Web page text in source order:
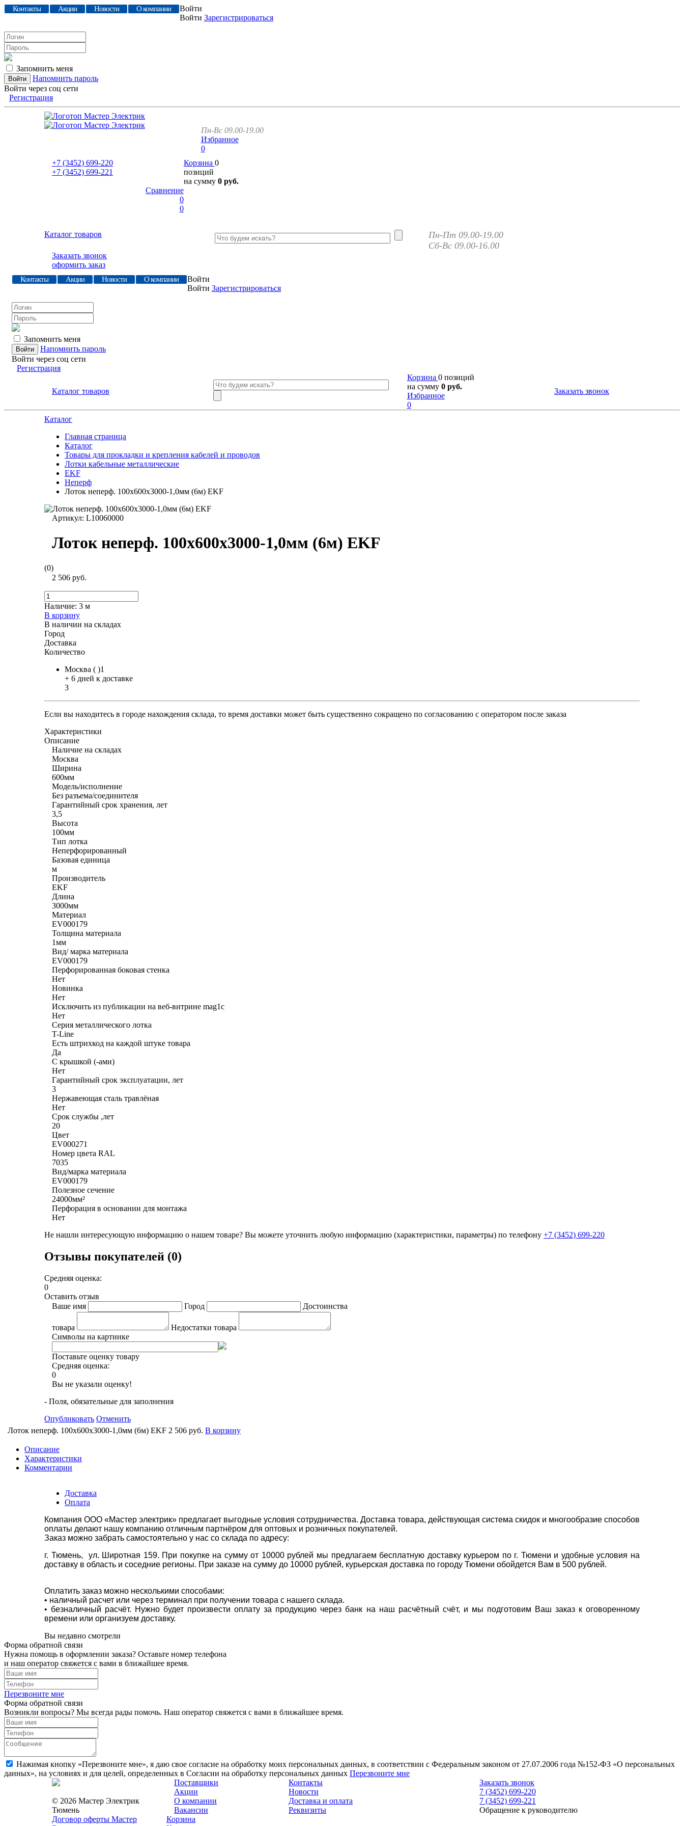
Контакты Акции Новости О компании
Войти
Войти Зарегистрироваться
Запомнить меня
Напомнить пароль
Войти через соц сети
Регистрация
Пн-Вс 09.00-19.00
Избранное
0
+7 (3452) 699-220
+7 (3452) 699-221
Корзина 0
позиций
на сумму 0 руб.
Сравнение
0
0
Каталог товаров
Пн-Пт 09.00-19.00
Сб-Вс 09.00-16.00
Заказать звонок
оформить заказ
Контакты Акции Новости О компании
Войти
Войти Зарегистрироваться
Запомнить меня
Напомнить пароль
Войти через соц сети
Регистрация
Каталог товаров
Корзина 0 позиций
на сумму 0 руб.
Избранное
0
Заказать звонок
Каталог
Главная страница
Каталог
Товары для прокладки и крепления кабелей и проводов
Лотки кабельные металлические
EKF
Неперф
Лоток неперф. 100х600х3000-1,0мм (6м) EKF
Артикул: L10060000
Лоток неперф. 100х600х3000-1,0мм (6м) EKF
(0)
2 506 руб.
Наличие: 3 м
В корзину
В наличии на складах
Город
Доставка
Количество
Москва ( )1
+ 6 дней к доставке
3
Если вы находитесь в городе нахождения склада, то время доставки может быть существенно сокращено по согласованию с оператором после заказа
Характеристики
Описание
Наличие на складах
Москва
Ширина
600мм
Модель/исполнение
Без разъема/соединителя
Гарантийный срок хранения, лет
3,5
Высота
100мм
Тип лотка
Неперфорированный
Базовая единица
м
Производитель
EKF
Длина
3000мм
Материал
EV000179
Толщина материала
1мм
Вид/ марка материала
EV000179
Перфорированная боковая стенка
Нет
Новинка
Нет
Исключить из публикации на веб-витрине mag1c
Нет
Серия металлического лотка
T-Line
Есть штрихкод на каждой штуке товара
Да
С крышкой (-ами)
Нет
Гарантийный срок эксплуатации, лет
3
Нержавеющая сталь травлёная
Нет
Срок службы ,лет
20
Цвет
EV000271
Номер цвета RAL
7035
Вид/марка материала
EV000179
Полезное сечение
24000мм²
Перфорация в основании для монтажа
Нет
Не нашли интересующую информацию о нашем товаре? Вы можете уточнить любую информацию (характеристики, параметры) по телефону +7 (3452) 699-220
Отзывы покупателей (0)
Средняя оценка:
0
Оставить отзыв
Ваше имя
Город Достоинства
товара
Недостатки товара
Символы на картинке
Поставьте оценку товару
Средняя оценка:
0
Вы не указали оценку!
- Поля, обязательные для заполнения
Опубликовать Отменить
Лоток неперф. 100х600х3000-1,0мм (6м) EKF 2 506 руб. В корзину
Описание
Характеристики
Комментарии
Доставка
Оплата
Компания ООО «Мастер электрик» предлагает выгодные условия сотрудничества. Доставка товара, действующая система скидок и многообразие способов
оплаты делают нашу компанию отличным партнёром для оптовых и розничных покупателей.
Заказ можно забрать самостоятельно у нас со склада по адресу:
г. Тюмень, ул. Широтная 159. При покупке на сумму от 10000 рублей мы предлагаем бесплатную доставку курьером по г. Тюмени и удобные условия на
доставку в область и соседние регионы. При заказе на сумму до 10000 рублей, курьерская доставка по городу Тюмени обойдется Вам в 500 рублей.
Оплатить заказ можно несколькими способами:
• наличный расчет или через терминал при получении товара с нашего склада.
• безналичный расчёт. Нужно будет произвести оплату за продукцию через банк на наш расчётный счёт, и мы подготовим Ваш заказ к оговоренному
времени или организуем доставку.
Вы недавно смотрели
Форма обратной связи
Нужна помощь в оформлении заказа? Оставьте номер телефона
и наш оператор свяжется с вами в ближайшее время.
Перезвоните мне
Форма обратной связи
Возникли вопросы? Мы всегда рады помочь. Наш оператор свяжется с вами в ближайшее время.
Нажимая кнопку «Перезвоните мне», я даю свое согласие на обработку моих персональных данных, в соответствии с Федеральным законом от 27.07.2006 года №152-ФЗ «О персональных
данных», на условиях и для целей, определенных в Согласии на обработку персональных данных Перезвоните мне
© 2026 Мастер Электрик
Тюмень
Договор оферты Мастер
Поставщики
Контакты
Акции
Новости
О компании
Доставка и оплата
Вакансии
Реквизиты
Заказать звонок
7 (3452) 699-220
7 (3452) 699-221
Обращение к руководителю
Корзина